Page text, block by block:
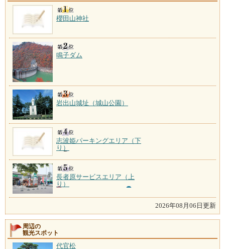
櫻田山神社
鳴子ダム
岩出山城址（城山公園）
志波姫パーキングエリア（下
り）
長者原サービスエリア（上
り）
2026年08月06日更新
周辺の
観光スポット
代官松